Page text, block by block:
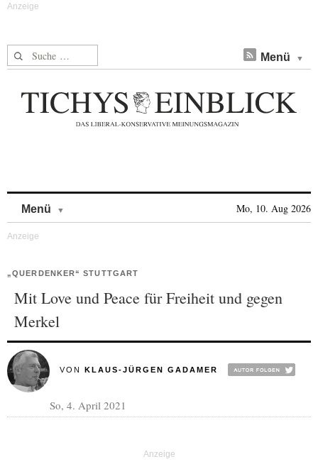
Suche nach: Menü
Menü Mo, 10. Aug 2026
„QUERDENKER“ STUTTGART
Mit Love und Peace für Freiheit und gegen
Merkel
VON KLAUS-JÜRGEN GADAMER
So, 4. April 2021